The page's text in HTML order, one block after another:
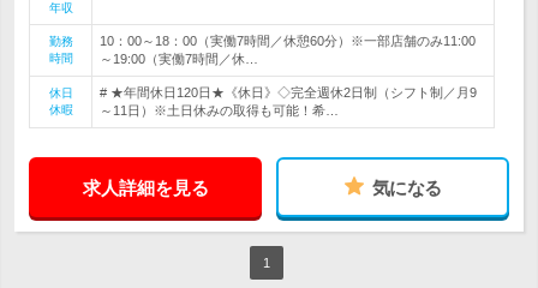
年収
勤務
時間
10：00～18：00（実働7時間／休憩60分）※一部店舗のみ11:00
～19:00（実働7時間／休…
休日
休暇
# ★年間休日120日★《休日》◇完全週休2日制（シフト制／月9
～11日）※土日休みの取得も可能！希…
求人詳細を見る 気になる
1